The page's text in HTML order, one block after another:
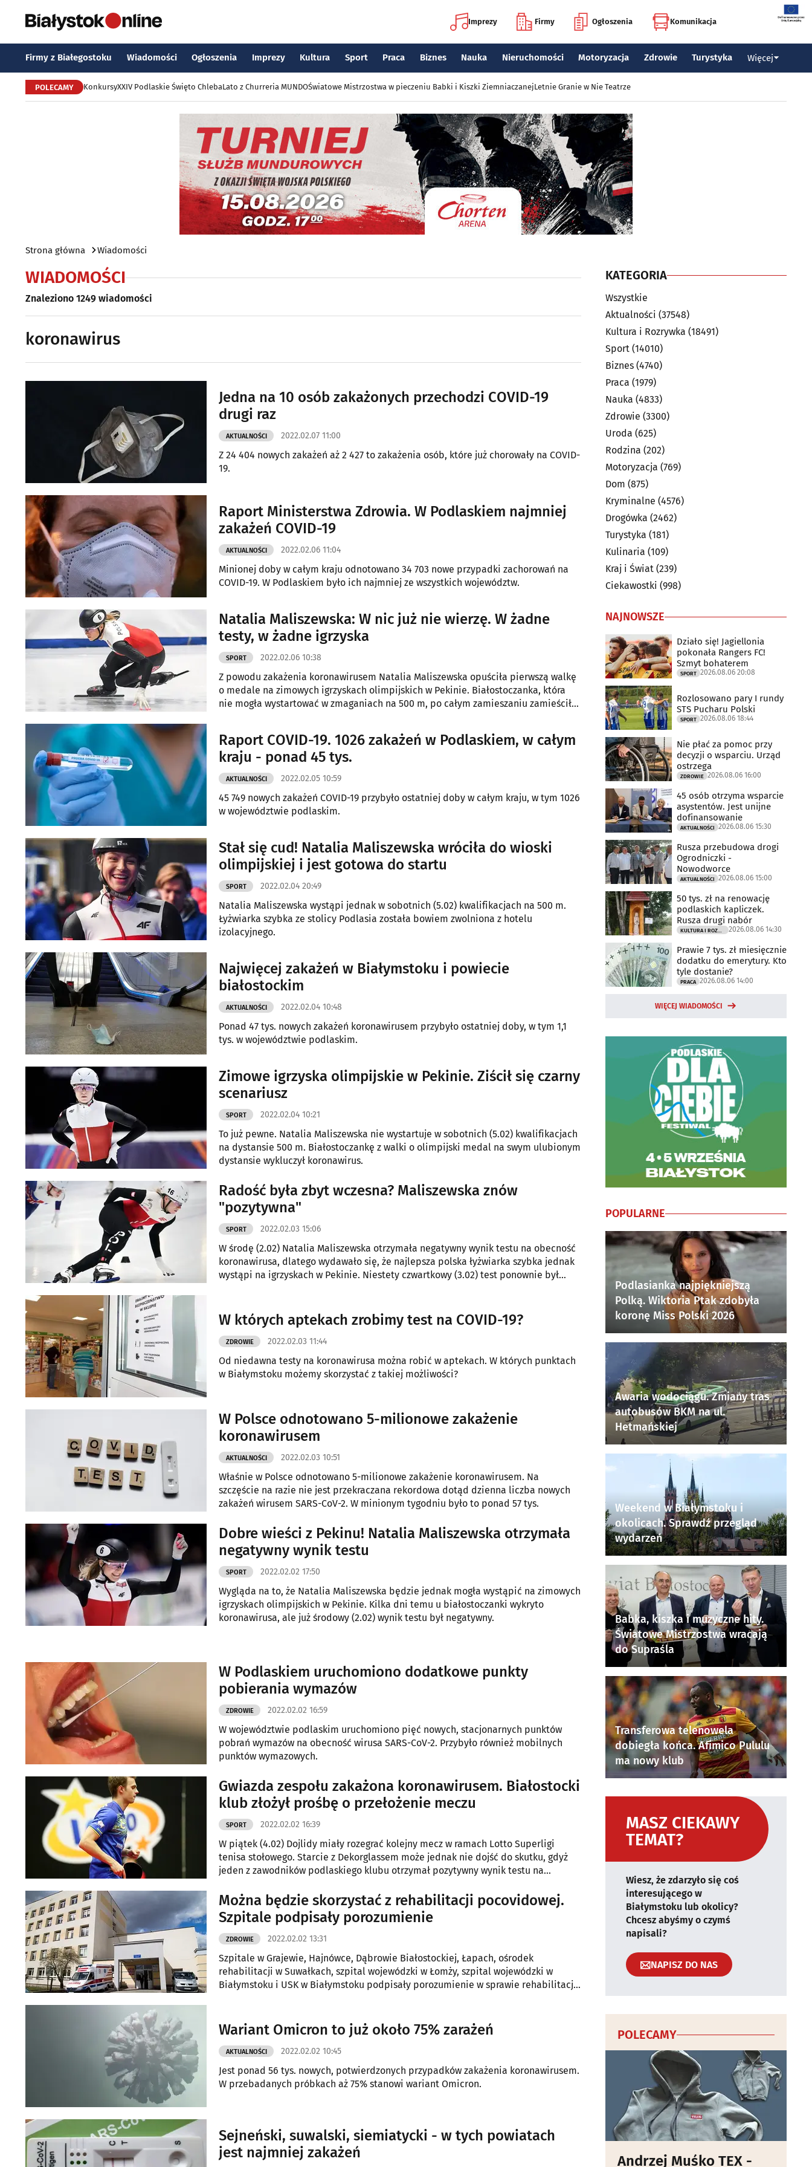
Imprezy Firmy Ogłoszenia Komunikacja
Firmy z Białegostoku Wiadomości Ogłoszenia Imprezy Kultura Sport Praca Biznes Nauka Nieruchomości Motoryzacja Zdrowie Turystyka Więcej
POLECAMY KonkursyXXIV Podlaskie Święto ChlebaLato z Churreria MUNDOŚwiatowe Mistrzostwa w pieczeniu Babki i Kiszki ZiemniaczanejLetnie Granie w Nie Teatrze
Strona główna Wiadomości
WIADOMOŚCI
Znaleziono 1249 wiadomości
koronawirus
Jedna na 10 osób zakażonych przechodzi COVID-19
drugi raz
AKTUALNOŚCI 2022.02.07 11:00
Z 24 404 nowych zakażeń aż 2 427 to zakażenia osób, które już chorowały na COVID-
19.
Raport Ministerstwa Zdrowia. W Podlaskiem najmniej
zakażeń COVID-19
AKTUALNOŚCI 2022.02.06 11:04
Minionej doby w całym kraju odnotowano 34 703 nowe przypadki zachorowań na
COVID-19. W Podlaskiem było ich najmniej ze wszystkich województw.
Natalia Maliszewska: W nic już nie wierzę. W żadne
testy, w żadne igrzyska
SPORT 2022.02.06 10:38
Z powodu zakażenia koronawirusem Natalia Maliszewska opuściła pierwszą walkę
o medale na zimowych igrzyskach olimpijskich w Pekinie. Białostoczanka, która
nie mogła wystartować w zmaganiach na 500 m, po całym zamieszaniu zamieściła
Raport COVID-19. 1026 zakażeń w Podlaskiem, w całym
kraju - ponad 45 tys.
AKTUALNOŚCI 2022.02.05 10:59
45 749 nowych zakażeń COVID-19 przybyło ostatniej doby w całym kraju, w tym 1026
w województwie podlaskim.
Stał się cud! Natalia Maliszewska wróciła do wioski
olimpijskiej i jest gotowa do startu
SPORT 2022.02.04 20:49
Natalia Maliszewska wystąpi jednak w sobotnich (5.02) kwalifikacjach na 500 m.
Łyżwiarka szybka ze stolicy Podlasia została bowiem zwolniona z hotelu
izolacyjnego.
Najwięcej zakażeń w Białymstoku i powiecie
białostockim
AKTUALNOŚCI 2022.02.04 10:48
Ponad 47 tys. nowych zakażeń koronawirusem przybyło ostatniej doby, w tym 1,1
tys. w województwie podlaskim.
Zimowe igrzyska olimpijskie w Pekinie. Ziścił się czarny
scenariusz
SPORT 2022.02.04 10:21
To już pewne. Natalia Maliszewska nie wystartuje w sobotnich (5.02) kwalifikacjach
na dystansie 500 m. Białostoczankę z walki o olimpijski medal na swym ulubionym
dystansie wykluczył koronawirus.
Radość była zbyt wczesna? Maliszewska znów
"pozytywna"
SPORT 2022.02.03 15:06
W środę (2.02) Natalia Maliszewska otrzymała negatywny wynik testu na obecność
koronawirusa, dlatego wydawało się, że najlepsza polska łyżwiarka szybka jednak
wystąpi na igrzyskach w Pekinie. Niestety czwartkowy (3.02) test ponownie był
W których aptekach zrobimy test na COVID-19?
ZDROWIE 2022.02.03 11:44
Od niedawna testy na koronawirusa można robić w aptekach. W których punktach
w Białymstoku możemy skorzystać z takiej możliwości?
W Polsce odnotowano 5-milionowe zakażenie
koronawirusem
AKTUALNOŚCI 2022.02.03 10:51
Właśnie w Polsce odnotowano 5-milionowe zakażenie koronawirusem. Na
szczęście na razie nie jest przekraczana rekordowa dotąd dzienna liczba nowych
zakażeń wirusem SARS-CoV-2. W minionym tygodniu było to ponad 57 tys.
Dobre wieści z Pekinu! Natalia Maliszewska otrzymała
negatywny wynik testu
SPORT 2022.02.02 17:50
Wygląda na to, że Natalia Maliszewska będzie jednak mogła wystąpić na zimowych
igrzyskach olimpijskich w Pekinie. Kilka dni temu u białostoczanki wykryto
koronawirusa, ale już środowy (2.02) wynik testu był negatywny.
W Podlaskiem uruchomiono dodatkowe punkty
pobierania wymazów
ZDROWIE 2022.02.02 16:59
W województwie podlaskim uruchomiono pięć nowych, stacjonarnych punktów
pobrań wymazów na obecność wirusa SARS-CoV-2. Przybyło również mobilnych
punktów wymazowych.
Gwiazda zespołu zakażona koronawirusem. Białostocki
klub złożył prośbę o przełożenie meczu
SPORT 2022.02.02 16:39
W piątek (4.02) Dojlidy miały rozegrać kolejny mecz w ramach Lotto Superligi
tenisa stołowego. Starcie z Dekorglassem może jednak nie dojść do skutku, gdyż
jeden z zawodników podlaskiego klubu otrzymał pozytywny wynik testu na
Można będzie skorzystać z rehabilitacji pocovidowej.
Szpitale podpisały porozumienie
ZDROWIE 2022.02.02 13:31
Szpitale w Grajewie, Hajnówce, Dąbrowie Białostockiej, Łapach, ośrodek
rehabilitacji w Suwałkach, szpital wojewódzki w Łomży, szpital wojewódzki w
Białymstoku i USK w Białymstoku podpisały porozumienie w sprawie rehabilitacji
Wariant Omicron to już około 75% zarażeń
AKTUALNOŚCI 2022.02.02 10:45
Jest ponad 56 tys. nowych, potwierdzonych przypadków zakażenia koronawirusem.
W przebadanych próbkach aż 75% stanowi wariant Omicron.
Sejneński, suwalski, siemiatycki - w tych powiatach
jest najmniej zakażeń
KATEGORIA
Wszystkie
Aktualności (37548)
Kultura i Rozrywka (18491)
Sport (14010)
Biznes (4740)
Praca (1979)
Nauka (4833)
Zdrowie (3300)
Uroda (625)
Rodzina (202)
Motoryzacja (769)
Dom (875)
Kryminalne (4576)
Drogówka (2462)
Turystyka (181)
Kulinaria (109)
Kraj i Świat (239)
Ciekawostki (998)
NAJNOWSZE
Działo się! Jagiellonia
pokonała Rangers FC!
Szmyt bohaterem
SPORT 2026.08.06 20:08
Rozlosowano pary I rundy
STS Pucharu Polski
SPORT 2026.08.06 18:44
Nie płać za pomoc przy
decyzji o wsparciu. Urząd
ostrzega
ZDROWIE 2026.08.06 16:00
45 osób otrzyma wsparcie
asystentów. Jest unijne
dofinansowanie
AKTUALNOŚCI 2026.08.06 15:30
Rusza przebudowa drogi
Ogrodniczki -
Nowodworce
AKTUALNOŚCI 2026.08.06 15:00
50 tys. zł na renowację
podlaskich kapliczek.
Rusza drugi nabór
2026.08.06 14:30
Prawie 7 tys. zł miesięcznie
dodatku do emerytury. Kto
tyle dostanie?
PRACA 2026.08.06 14:00
WIĘCEJ WIADOMOŚCI
POPULARNE
Podlasianka najpiękniejszą
Polką. Wiktoria Ptak zdobyła
koronę Miss Polski 2026
Awaria wodociągu. Zmiany tras
autobusów BKM na ul.
Hetmańskiej
Weekend w Białymstoku i
okolicach. Sprawdź przegląd
wydarzeń
Babka, kiszka i muzyczne hity.
Światowe Mistrzostwa wracają
do Supraśla
Transferowa telenowela
dobiegła końca. Afimico Pululu
ma nowy klub
MASZ CIEKAWY
TEMAT?
Wiesz, że zdarzyło się coś
interesującego w
Białymstoku lub okolicy?
Chcesz abyśmy o czymś
napisali?
NAPISZ DO NAS
POLECAMY
Andrzej Muśko TEX -